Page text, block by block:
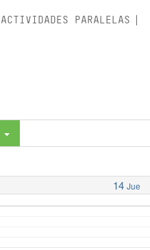
ACTIVIDADES PARALELAS
14 Jue